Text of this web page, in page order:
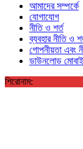
আমাদের সম্পর্কে
যোগাযোগ
নীতি ও শর্ত
ব্যবহার নীতি ও
গোপনীয়তা এবং
ডাউনলোড
শিরোনাম: